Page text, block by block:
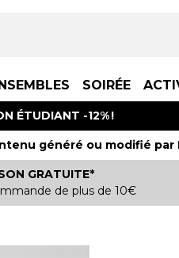
SOIRÉE
ÉTUDIANT -12% !
généré ou modifié par
GRATUITE*
de plus de 10€